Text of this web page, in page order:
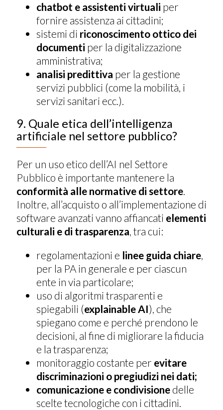
chatbot e assistenti virtuali per
fornire assistenza ai cittadini;
sistemi di riconoscimento ottico dei
documenti per la digitalizzazione
amministrativa;
analisi predittiva per la gestione
servizi pubblici (come la mobilità, i
servizi sanitari ecc.).
9. Quale etica dell’intelligenza
artificiale nel settore pubblico?
Per un uso etico dell’AI nel Settore
Pubblico è importante mantenere la
conformità alle normative di settore.
Inoltre, all’acquisto o all’implementazione di
software avanzati vanno affiancati elementi
culturali e di trasparenza, tra cui:
regolamentazioni e linee guida chiare,
per la PA in generale e per ciascun
ente in via particolare;
uso di algoritmi trasparenti e
spiegabili (explainable AI), che
spiegano come e perché prendono le
decisioni, al fine di migliorare la fiducia
e la trasparenza;
monitoraggio costante per evitare
discriminazioni o pregiudizi nei dati;
comunicazione e condivisione delle
scelte tecnologiche con i cittadini.